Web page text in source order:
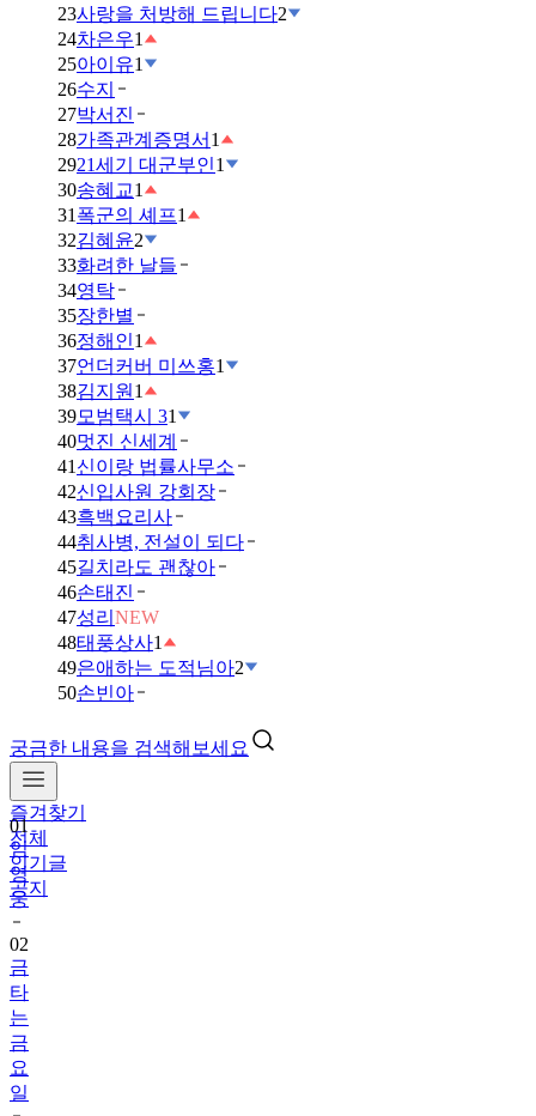
23사랑을 처방해 드립니다2
24차은우1
25아이유1
26수지
27박서진
28가족관계증명서 1
2921세기 대군부인1
30송혜교1
31 폭군의 셰프1
32김혜윤2
33화려한 날들
34영탁
35장한별
36정해인1
37언더커버 미쓰홍1
38김지원 1
39모범택시 31
40멋진 신세계
41 신이랑 법률사무소
42신입사원 강회장
43흑백요리사
44취사병, 전설이 되다
45길치라도 괜찮아
46손태진
47성리 NEW
48태풍상사1
49은애하는 도적님아2
50손빈아
궁금한 내용을 검색해보세요
즐겨찾기
전체
인기글
공지
01
임
영
웅
02
금
타
는
금
요
일